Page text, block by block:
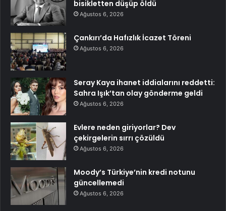
bisikletten düşüp öldü
Ağustos 6, 2026
Çankırı’da Hafızlık İcazet Töreni
Ağustos 6, 2026
Seray Kaya ihanet iddialarını reddetti:
Sahra Işık’tan olay gönderme geldi
Ağustos 6, 2026
Evlere neden giriyorlar? Dev
çekirgelerin sırrı çözüldü
Ağustos 6, 2026
Moody’s Türkiye’nin kredi notunu
güncellemedi
Ağustos 6, 2026